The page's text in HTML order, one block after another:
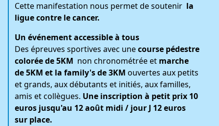
Cette manifestation nous permet de soutenir la
ligue contre le cancer.
Un événement accessible à tous
Des épreuves sportives avec unecourse pédestre
colorée de 5KM non chronométrée et marche
de 5KM et la family's de 3KM ouvertes aux petits
et grands, aux débutants et initiés, aux familles,
amis et collègues. Une inscription à petit prix 10
euros jusqu'au 12 août midi / jour J 12 euros
sur place.